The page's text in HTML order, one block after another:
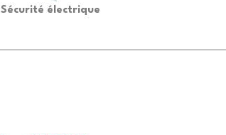
Sécurité électrique